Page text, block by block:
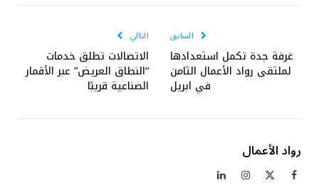
السابق
غرفة جدة تكمل استعدادها
لملتقى رواد الأعمال الثامن
في ابريل
التالي
الاتصالات تطلق خدمات
“النطاق العريض” عبر الأقمار
الصناعية قريبًا
رواد الأعمال
فيسبوك الانستغراملينكدإن